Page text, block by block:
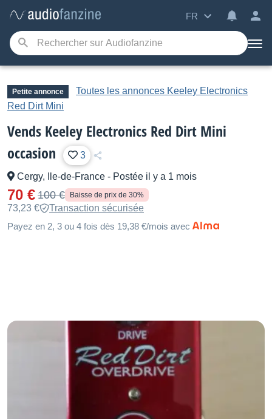
FR
Petite annonce
Toutes les annonces Keeley Electronics
Red Dirt Mini
Vends Keeley Electronics Red Dirt Mini
occasion
3
Cergy, Ile-de-France - Postée il y a 1 mois
70 € 100 € Baisse de prix de 30%
73,23 €
Transaction sécurisée
Payez en 2, 3 ou 4 fois dès 19,38 €/mois avec